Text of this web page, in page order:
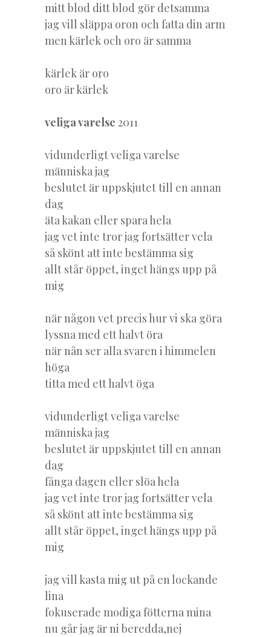
mitt blod ditt blod gör detsamma
jag vill släppa oron och fatta din arm
men kärlek och oro är samma
kärlek är oro
oro är kärlek
veliga varelse 2011
vidunderligt veliga varelse
människa jag
beslutet är uppskjutet till en annan
dag
äta kakan eller spara hela
jag vet inte tror jag fortsätter vela
så skönt att inte bestämma sig
allt står öppet, inget hängs upp på
mig
när någon vet precis hur vi ska göra
lyssna med ett halvt öra
när nån ser alla svaren i himmelen
höga
titta med ett halvt öga
vidunderligt veliga varelse
människa jag
beslutet är uppskjutet till en annan
dag
fånga dagen eller slöa hela
jag vet inte tror jag fortsätter vela
så skönt att inte bestämma sig
allt står öppet, inget hängs upp på
mig
jag vill kasta mig ut på en lockande
lina
fokuserade modiga fötterna mina
nu går jag är ni beredda,nej